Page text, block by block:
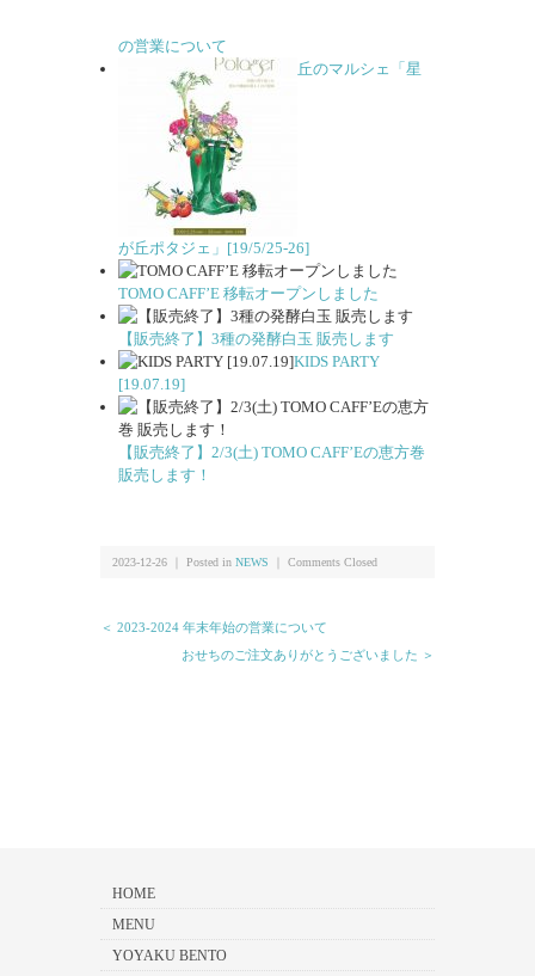
の営業について
丘のマルシェ「星
が丘ポタジェ」[19/5/25-26]
TOMO CAFF’E 移転オープンしました
【販売終了】3種の発酵白玉 販売します
KIDS PARTY
[19.07.19]
【販売終了】2/3(土) TOMO CAFF’Eの恵方巻
販売します！
2023-12-26 ｜ Posted in NEWS Comments Closed
＜ 2023-2024 年末年始の営業について
おせちのご注文ありがとうございました ＞
HOME
MENU
YOYAKU BENTO